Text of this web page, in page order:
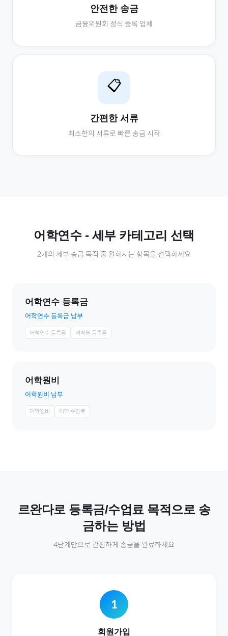
안전한 송금
금융위원회 정식 등록 업체
📋
간편한 서류
최소한의 서류로 빠른 송금 시작
어학연수- 세부 카테고리 선택
2개의 세부 송금 목적 중 원하시는 항목을 선택하세요
어학연수 등록금
어학연수 등록금 납부
어학연수 등록금 어학원 등록금
어학원비
어학원비 납부
어학원비 어학 수강료
르완다로 등록금/수업료 목적으로 송
금하는 방법
4단계만으로 간편하게 송금을 완료하세요
1
회원가입